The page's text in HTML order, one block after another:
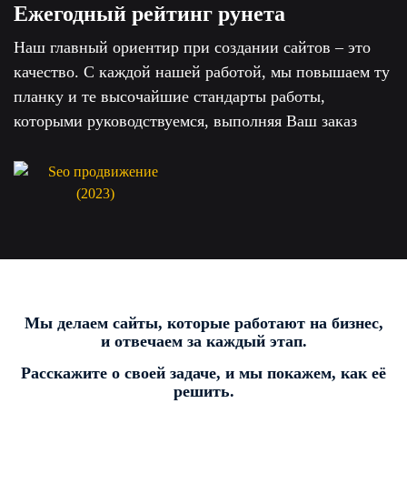
Ежегодный рейтинг рунета
Наш главный ориентир при создании сайтов – это
качество. С каждой нашей работой, мы повышаем ту
планку и те высочайшие стандарты работы,
которыми руководствуемся, выполняя Ваш заказ
Мы делаем сайты, которые работают на бизнес,
и отвечаем за каждый этап.
Расскажите о своей задаче, и мы покажем, как её
решить.